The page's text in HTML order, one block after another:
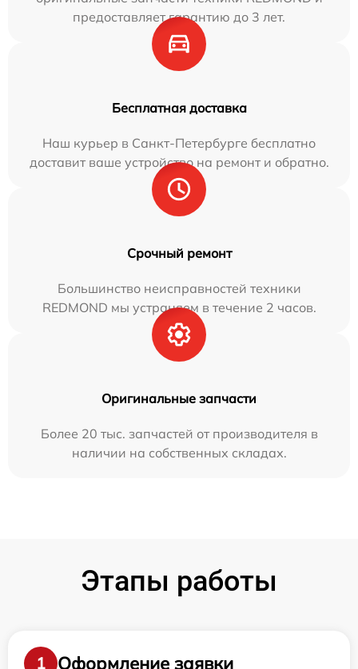
предоставляет гарантию до 3 лет.
Бесплатная доставка
Наш курьер в Санкт-Петербурге бесплатно
доставит ваше устройство на ремонт и обратно.
Срочный ремонт
Большинство неисправностей техники
REDMOND мы устраняем в течение 2 часов.
Оригинальные запчасти
Более 20 тыс. запчастей от производителя в
наличии на собственных складах.
Этапы работы
1 Оформление заявки